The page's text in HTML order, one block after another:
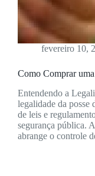
fevereiro 10,
Como Comprar
Entendendo a
legalidade da posse
de leis e
segurança pública.
abrange o controle